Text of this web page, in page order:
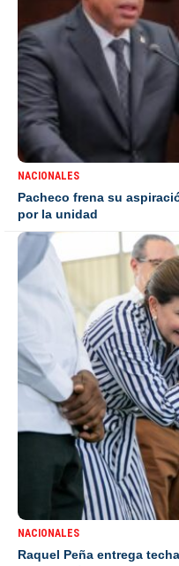
NACIONALES
Pacheco frena su
por la unidad
NACIONALES
Raquel Peña entrega